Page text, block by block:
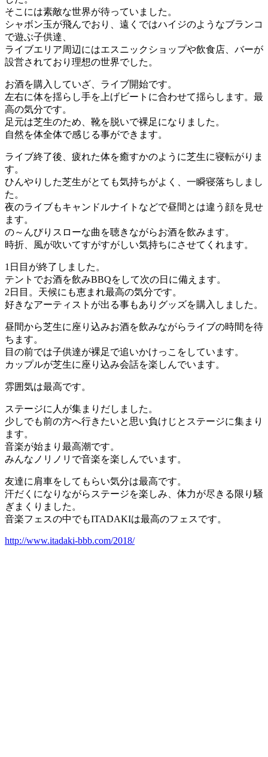
そこには素敵な世界が待っていました。
シャボン玉が飛んでおり、遠くではハイジのようなブランコ
で遊ぶ子供達、
ライブエリア周辺にはエスニックショップや飲食店、バーが
設営されており理想の世界でした。
お酒を購入していざ、ライブ開始です。
左右に体を揺らし手を上げビートに合わせて揺らします。最
高の気分です。
足元は芝生のため、靴を脱いで裸足になりました。
自然を体全体で感じる事ができます。
ライブ終了後、疲れた体を癒すかのように芝生に寝転がりま
す。
ひんやりした芝生がとても気持ちがよく、一瞬寝落ちしまし
た。
夜のライブもキャンドルナイトなどで昼間とは違う顔を見せ
ます。
の～んびりスローな曲を聴きながらお酒を飲みます。
時折、風が吹いてすがすがしい気持ちにさせてくれます。
1日目が終了しました。
テントでお酒を飲みBBQをして次の日に備えます。
2日目。天候にも恵まれ最高の気分です。
好きなアーティストが出る事もありグッズを購入しました。
昼間から芝生に座り込みお酒を飲みながらライブの時間を待
ちます。
目の前では子供達が裸足で追いかけっこをしています。
カップルが芝生に座り込み会話を楽しんでいます。
雰囲気は最高です。
ステージに人が集まりだしました。
少しでも前の方へ行きたいと思い負けじとステージに集まり
ます。
音楽が始まり最高潮です。
みんなノリノリで音楽を楽しんでいます。
友達に肩車をしてもらい気分は最高です。
汗だくになりながらステージを楽しみ、体力が尽きる限り騒
ぎまくりました。
音楽フェスの中でもITADAKIは最高のフェスです。
http://www.itadaki-bbb.com/2018/